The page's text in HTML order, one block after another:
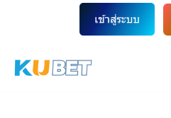
content